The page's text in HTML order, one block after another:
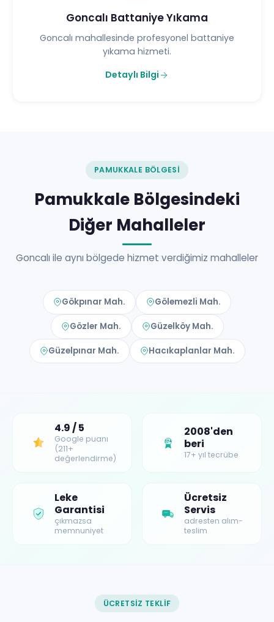
Goncalı Battaniye Yıkama
Goncalı mahallesinde profesyonel battaniye
yıkama hizmeti.
Detaylı Bilgi
PAMUKKALE BÖLGESI
Pamukkale Bölgesindeki
Diğer Mahalleler
Goncalı ile aynı bölgede hizmet verdiğimiz mahalleler
Gökpınar Mah. Gölemezli Mah.
Gözler Mah. Güzelköy Mah.
Güzelpınar Mah. Hacıkaplanlar Mah.
4.9 / 5
Google puanı
(211+
değerlendirme)
17+
2008'den
beri
17+ yıl tecrübe
Leke
Garantisi
çıkmazsa
memnuniyet
Ücretsiz
Servis
adresten alım-
teslim
ÜCRETSIZ TEKLIF